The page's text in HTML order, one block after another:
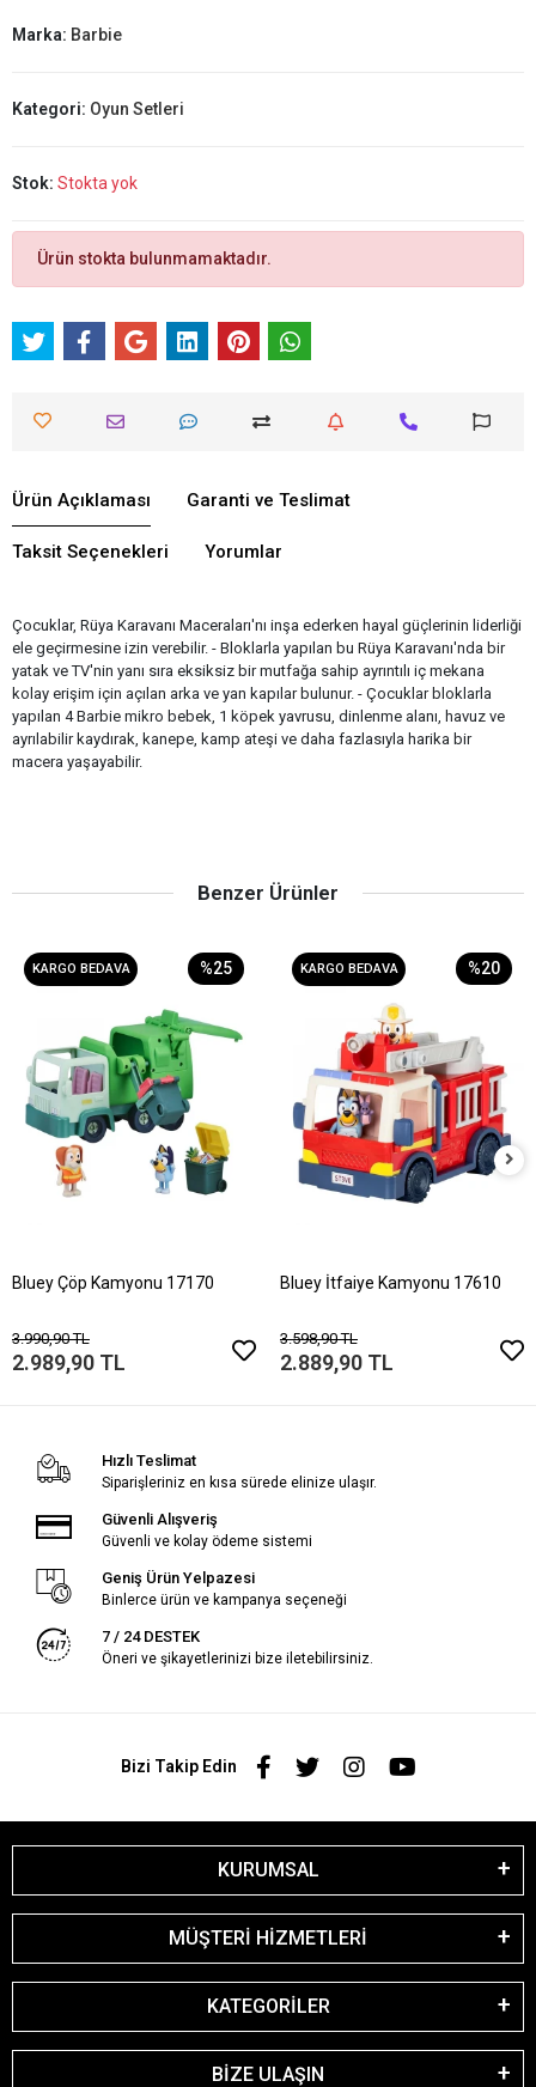
Marka: Barbie
Kategori: Oyun Setleri
Stok: Stokta yok
Ürün stokta bulunmamaktadır.
Ürün Açıklaması Garanti ve Teslimat
Taksit Seçenekleri Yorumlar
Çocuklar, Rüya Karavanı Maceraları'nı inşa ederken hayal güçlerinin liderliği
ele geçirmesine izin verebilir. - Bloklarla yapılan bu Rüya Karavanı'nda bir
yatak ve TV'nin yanı sıra eksiksiz bir mutfağa sahip ayrıntılı iç mekana
kolay erişim için açılan arka ve yan kapılar bulunur. - Çocuklar bloklarla
yapılan 4 Barbie mikro bebek, 1 köpek yavrusu, dinlenme alanı, havuz ve
ayrılabilir kaydırak, kanepe, kamp ateşi ve daha fazlasıyla harika bir
macera yaşayabilir.
Benzer Ürünler
KARGO BEDAVA %25
Bluey Çöp Kamyonu 17170
3.990,90 TL
2.989,90 TL
KARGO BEDAVA %20
Bluey İtfaiye Kamyonu 17610
3.598,90 TL
2.889,90 TL
Hızlı Teslimat
Siparişleriniz en kısa sürede elinize ulaşır.
Güvenli Alışveriş
Güvenli ve kolay ödeme sistemi
Geniş Ürün Yelpazesi
Binlerce ürün ve kampanya seçeneği
7 / 24 DESTEK
Öneri ve şikayetlerinizi bize iletebilirsiniz.
Bizi Takip Edin
KURUMSAL
MÜŞTERİ HİZMETLERİ
KATEGORİLER
BİZE ULAŞIN